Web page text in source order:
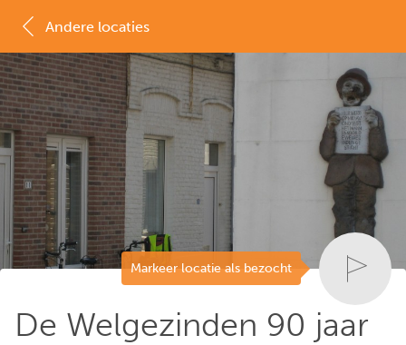
Markeer locatie als bezocht
De Welgezinden 90 jaar
Andere locaties
MAP